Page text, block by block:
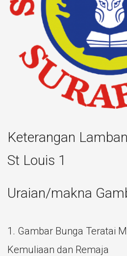
Keterangan
St Louis 1
Uraian/makna
1. Gambar Bunga Teratai
Kemuliaan dan Remaja